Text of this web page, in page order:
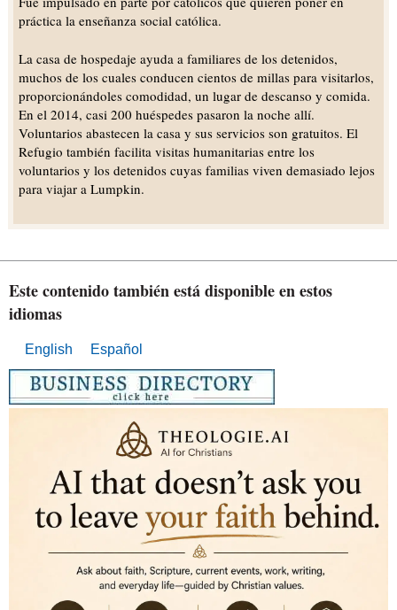
práctica la enseñanza social católica.
La casa de hospedaje ayuda a familiares de los detenidos,
muchos de los cuales conducen cientos de millas para visitarlos,
proporcionándoles comodidad, un lugar de descanso y comida.
En el 2014, casi 200 huéspedes pasaron la noche allí.
Voluntarios abastecen la casa y sus servicios son gratuitos. El
Refugio también facilita visitas humanitarias entre los
voluntarios y los detenidos cuyas familias viven demasiado lejos
para viajar a Lumpkin.
Este contenido también está disponible en estos
idiomas
English Español